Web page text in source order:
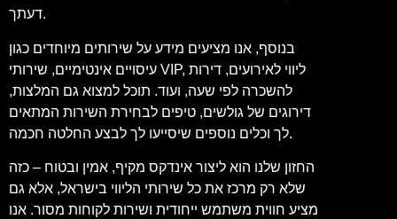
דעתך.
בנוסף, אנו מציעים מידע על שירותים מיוחדים כגון
עיסויים אינטימיים, שירותי VIP, ליווי לאירועים, דירות
להשכרה לפי שעה, ועוד. תוכל למצוא גם המלצות,
דירוגים של גולשים, טיפים לבחירת השירות המתאים
לך וכלים נוספים שיסייעו לך לבצע החלטה חכמה.
החזון שלנו הוא ליצור אינדקס מקיף, אמין ובטוח – כזה
שלא רק מרכז את כל שירותי הליווי בישראל, אלא גם
מציע חווית משתמש ייחודית ושירות לקוחות מסור. אנו